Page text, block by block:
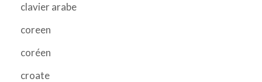
clavier arabe
coreen
coréen
croate